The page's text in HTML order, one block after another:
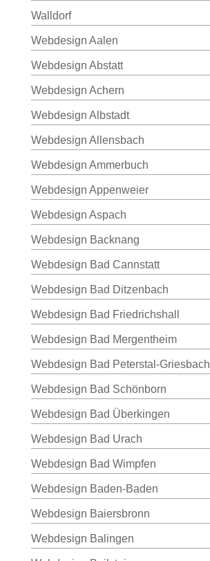
Walldorf
Webdesign Aalen
Webdesign Abstatt
Webdesign Achern
Webdesign Albstadt
Webdesign Allensbach
Webdesign Ammerbuch
Webdesign Appenweier
Webdesign Aspach
Webdesign Backnang
Webdesign Bad Cannstatt
Webdesign Bad Ditzenbach
Webdesign Bad Friedrichshall
Webdesign Bad Mergentheim
Webdesign Bad Peterstal-Griesbach
Webdesign Bad Schönborn
Webdesign Bad Überkingen
Webdesign Bad Urach
Webdesign Bad Wimpfen
Webdesign Baden-Baden
Webdesign Baiersbronn
Webdesign Balingen